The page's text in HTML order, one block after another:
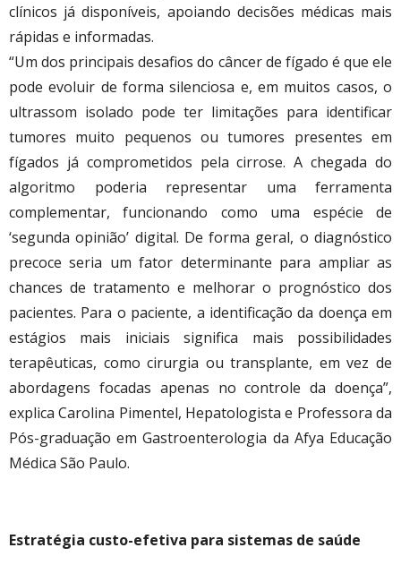
clínicos já disponíveis, apoiando decisões médicas mais
rápidas e informadas.
“Um dos principais desafios do câncer de fígado é que ele
pode evoluir de forma silenciosa e, em muitos casos, o
ultrassom isolado pode ter limitações para identificar
tumores muito pequenos ou tumores presentes em
fígados já comprometidos pela cirrose. A chegada do
algoritmo poderia representar uma ferramenta
complementar, funcionando como uma espécie de
‘segunda opinião’ digital. De forma geral, o diagnóstico
precoce seria um fator determinante para ampliar as
chances de tratamento e melhorar o prognóstico dos
pacientes. Para o paciente, a identificação da doença em
estágios mais iniciais significa mais possibilidades
terapêuticas, como cirurgia ou transplante, em vez de
abordagens focadas apenas no controle da doença”,
explica Carolina Pimentel, Hepatologista e Professora da
Pós-graduação em Gastroenterologia da Afya Educação
Médica São Paulo.
Estratégia custo-efetiva para sistemas de saúde